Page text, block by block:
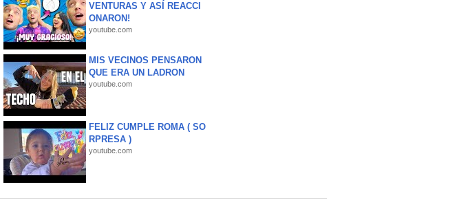
VENTURAS Y ASÍ REACCI
ONARON!
youtube.com
MIS VECINOS PENSARON
QUE ERA UN LADRON
youtube.com
FELIZ CUMPLE ROMA ( SO
RPRESA )
youtube.com